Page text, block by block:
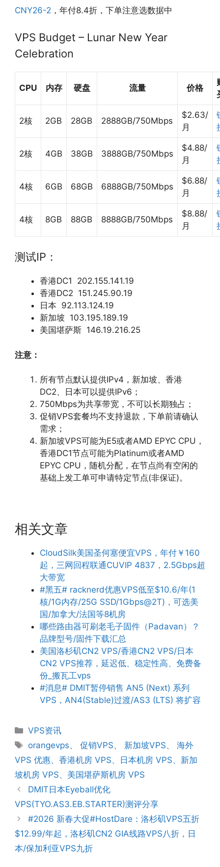
CNY26-2 ，年付8.4折，下单注意选数据中
VPS Budget – Lunar New Year
Celebration
CPU 内存 硬盘 流量 价格
2核 2GB 28GB 2888GB/750Mbps
$2.63/
月
2核 4GB 38GB 3888GB/750Mbps
$4.88/
月
4核 6GB 68GB 6888GB/750Mbps
$6.88/
月
4核 8GB 88GB 8888GB/750Mbps
$8.88/
月
测试IP：
香港DC1 202.155.141.19
香港DC2 151.245.90.19
日本 92.113.124.19
新加坡 103.195.189.19
美国堪萨斯 146.19.216.25
注意：
所有节点默认提供IPv4，新加坡、香港
DC2、日本可以提供IPv6；
750Mbps为共享带宽，不可以长期独占；
促销VPS套餐均不支持退款，下单前请确认
需求；
新加坡VPS可能为E5或者AMD EPYC CPU，
香港DC1节点可能为Platinum或者AMD
EPYC CPU，随机分配，在节点尚有空闲的
基础上发工单可申请特定节点(非保证)。
相关文章
CloudSilk美国圣何塞便宜VPS，年付￥160
起，三网回程联通CUVIP 4837，2.5Gbps超
大带宽
#黑五# racknerd优惠VPS低至$10.6/年(1
核/1G内存/25G SSD/1Gbps@2T)，可选美
国/加拿大/法国等8机房
哪些路由器可刷老毛子固件（Padavan）？
品牌型号/固件下载汇总
美国洛杉矶CN2 VPS/香港CN2 VPS/日本
CN2 VPS推荐，延迟低、稳定性高、免费备
份_搬瓦工vps
#消息# DMIT暂停销售 AN5 (Next) 系列
VPS，AN4(Stable)过渡/AS3 (LTS) 将扩容
分
类
VPS资讯
标
签
orangevps、促销VPS、 新加坡VPS、海外
VPS 优惠、香港机房 VPS、日本机房 VPS、新加
坡机房 VPS、美国堪萨斯机房 VPS
DMIT日本Eyeball优化
VPS(TYO.AS3.EB.STARTER)测评分享
#2026 新春大促#HostDare：洛杉矶VPS五折
$12.99/年起，洛杉矶CN2 GIA线路VPS八折，日
本/保加利亚VPS九折